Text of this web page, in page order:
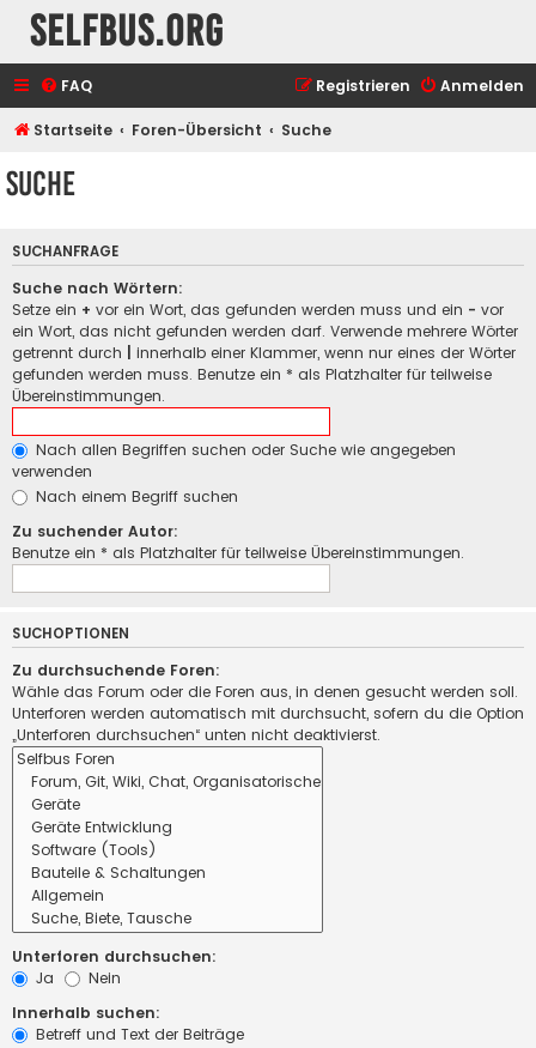
selfbus.org
FAQ Anmelden
Registrieren
Startseite Foren-Übersicht Suche
Suche
SUCHANFRAGE
Suche nach Wörtern:
Setze ein + vor ein Wort, das gefunden werden muss und ein - vor
ein Wort, das nicht gefunden werden darf. Verwende mehrere Wörter
getrennt durch
innerhalb einer Klammer, wenn nur eines der Wörter
gefunden werden muss. Benutze ein * als Platzhalter für teilweise
Übereinstimmungen.
Nach allen Begriffen suchen oder Suche wie angegeben
verwenden
Nach einem Begriff suchen
Zu suchender Autor:
Benutze ein * als Platzhalter für teilweise Übereinstimmungen.
SUCHOPTIONEN
Zu durchsuchende Foren:
Wähle das Forum oder die Foren aus, in denen gesucht werden soll.
Unterforen werden automatisch mit durchsucht, sofern du die Option
„Unterforen durchsuchen“ unten nicht deaktivierst.
Unterforen durchsuchen:
Ja
Nein
Innerhalb suchen:
Betreff und Text der Beiträge